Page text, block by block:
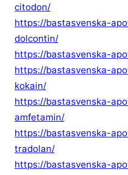
citodon/
https://bastasvenska-
dolcontin/
https://bastasvenska-
https://bastasvenska-
kokain/
https://bastasvenska-
amfetamin/
https://bastasvenska-
tradolan/
https://bastasvenska-